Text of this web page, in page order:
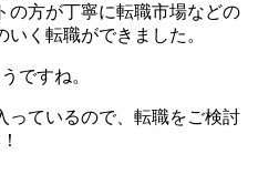
の方が丁寧に転職市場などの
く転職ができました。
ですね。
っているので、転職をご検討